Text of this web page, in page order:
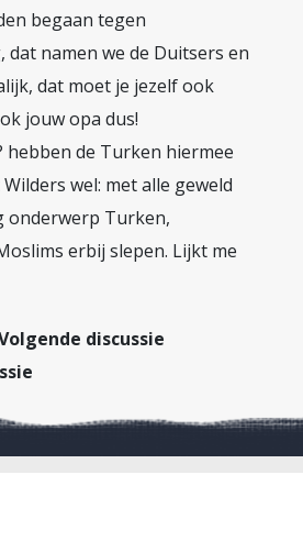
begaan tegen
namen we de Duitsers en
dat moet je jezelf ook
jouw opa dus!
hebben de Turken hiermee
wel: met alle geweld
onderwerp Turken,
erbij slepen. Lijkt me
discussie